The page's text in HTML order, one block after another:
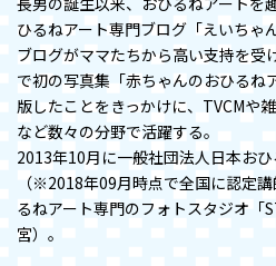
ひるねアート専門ブログ「えいちゃ
ブログがママたちから高い支持を受
で初の写真集「赤ちゃんのおひるね
版したことをきっかけに、TVCMや
など数々の分野で活躍する。
2013年10月に一般社団法人日本おひ
（※2018年09月時点で全国に認定
るねアート専門のフォトスタジオ「
宮）。